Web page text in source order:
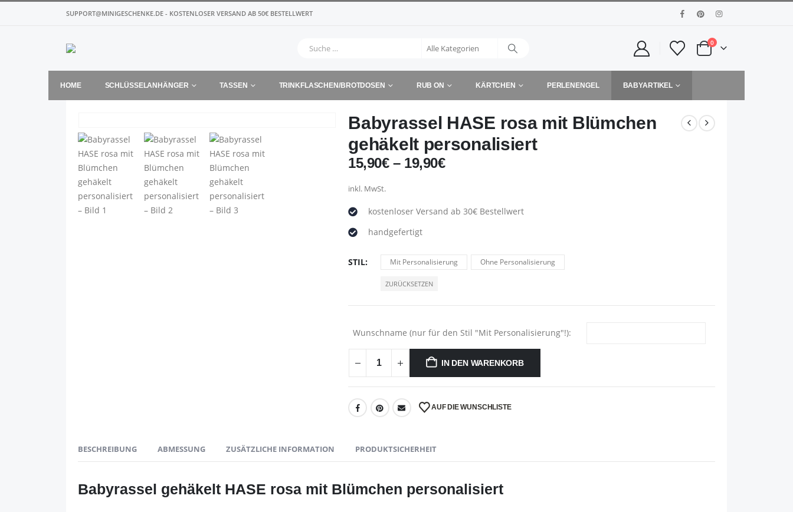
SUPPORT@MINIGESCHENKE.DE - KOSTENLOSER VERSAND AB 50€ BESTELLWERT
0
HOME SCHLÜSSELANHÄNGER TASSEN TRINKFLASCHEN/BROTDOSEN RUB ON KÄRTCHEN PERLENENGEL BABYARTIKEL
Babyrassel HASE rosa mit Blümchen
gehäkelt personalisiert
15,90€– 19,90€
inkl. MwSt.
kostenloser Versand ab 30€ Bestellwert
handgefertigt
STIL Mit Personalisierung Ohne Personalisierung
ZURÜCKSETZEN
Wunschname (nur für den Stil "Mit Personalisierung"!):
IN DEN WARENKORB
AUF DIE WUNSCHLISTE
BESCHREIBUNG ABMESSUNG ZUSÄTZLICHE INFORMATION PRODUKTSICHERHEIT
Babyrassel gehäkelt HASE rosa mit Blümchen personalisiert